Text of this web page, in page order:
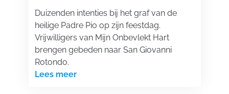
Duizenden intenties bij het graf van de
heilige Padre Pio op zijn feestdag.
Vrijwilligers van Mijn Onbevlekt Hart
brengen gebeden naar San Giovanni
Rotondo.
Lees meer